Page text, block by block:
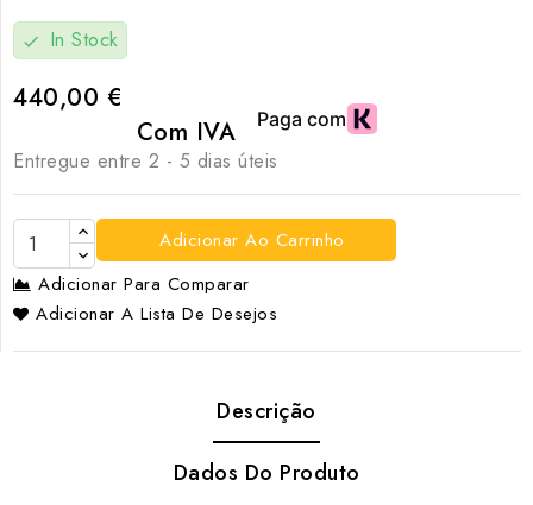
check In Stock
440,00 €
Com IVA
Entregue entre 2 - 5 dias úteis
Adicionar Ao Carrinho
Adicionar Para Comparar
Adicionar A Lista De Desejos
Descrição
Dados Do Produto